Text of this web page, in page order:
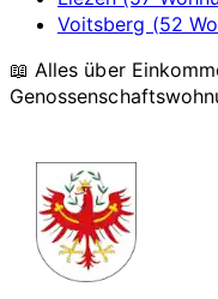
Voitsberg (52
📖 Alles über